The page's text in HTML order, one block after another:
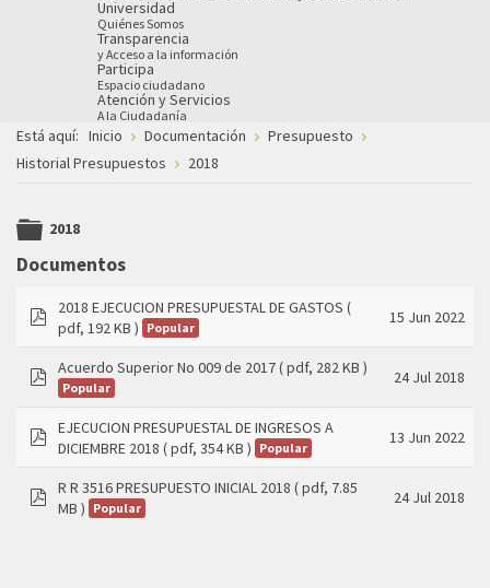
Universidad
Quiénes Somos
Transparencia
y Acceso a la información
Participa
Espacio ciudadano
Atención y Servicios
A la Ciudadanía
Está aquí: Inicio Documentación
Presupuesto
Historial Presupuestos
2018
folder
2018
Documentos
pdf
2018 EJECUCION PRESUPUESTAL DE GASTOS (
pdf, 192 KB ) Popular
15 Jun 2022
pdf
Acuerdo Superior No 009 de 2017( pdf, 282 KB )
Popular
24 Jul 2018
pdf
EJECUCION PRESUPUESTAL DE INGRESOS A
DICIEMBRE 2018 ( pdf, 354 KB ) Popular
13 Jun 2022
pdf
R R 3516 PRESUPUESTO INICIAL 2018 ( pdf, 7.85
MB ) Popular
24 Jul 2018